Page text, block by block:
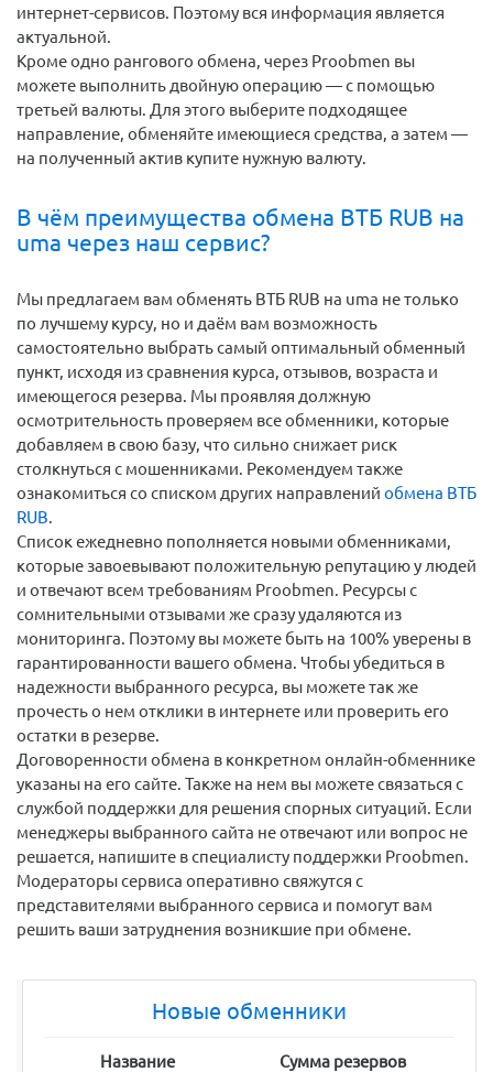
интернет-сервисов. Поэтому вся информация является
актуальной.
Кроме одно рангового обмена, через Proobmen вы
можете выполнить двойную операцию — с помощью
третьей валюты. Для этого выберите подходящее
направление, обменяйте имеющиеся средства, а затем —
на полученный актив купите нужную валюту.
В чём преимущества обмена ВТБ RUB на
uma через наш сервис?
Мы предлагаем вам обменять ВТБ RUB на uma не только
по лучшему курсу, но и даём вам возможность
самостоятельно выбрать самый оптимальный обменный
пункт, исходя из сравнения курса, отзывов, возраста и
имеющегося резерва. Мы проявляя должную
осмотрительность проверяем все обменники, которые
добавляем в свою базу, что сильно снижает риск
столкнуться с мошенниками. Рекомендуем также
ознакомиться со списком других направлений обмена ВТБ
RUB.
Список ежедневно пополняется новыми обменниками,
которые завоевывают положительную репутацию у людей
и отвечают всем требованиям Proobmen. Ресурсы с
сомнительными отзывами же сразу удаляются из
мониторинга. Поэтому вы можете быть на 100% уверены в
гарантированности вашего обмена. Чтобы убедиться в
надежности выбранного ресурса, вы можете так же
прочесть о нем отклики в интернете или проверить его
остатки в резерве.
Договоренности обмена в конкретном онлайн-обменнике
указаны на его сайте. Также на нем вы можете связаться с
службой поддержки для решения спорных ситуаций. Если
менеджеры выбранного сайта не отвечают или вопрос не
решается, напишите в специалисту поддержки Proobmen.
Модераторы сервиса оперативно свяжутся с
представителями выбранного сервиса и помогут вам
решить ваши затруднения возникшие при обмене.
Новые обменники
Название Сумма резервов